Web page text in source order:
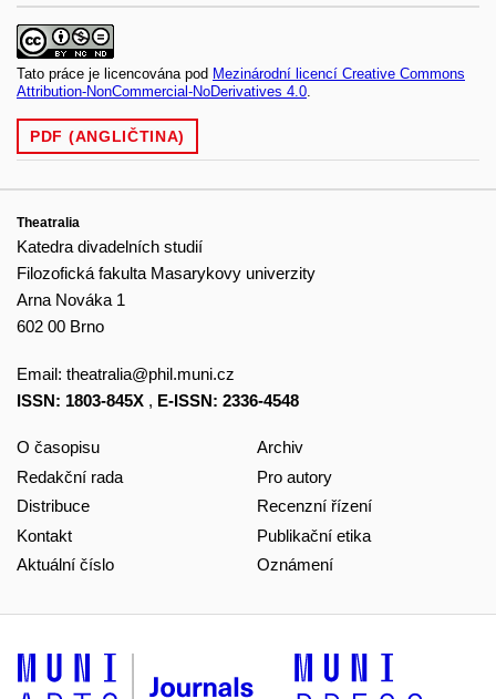
Tato práce je licencována pod Mezinárodní licencí Creative Commons
Attribution-NonCommercial-NoDerivatives 4.0
PDF (ANGLIČTINA)
Theatralia
Katedra divadelních studií
Filozofická fakulta Masarykovy univerzity
Arna Nováka 1
602 00 Brno
Email: theatralia@phil.muni.cz
ISSN: 1803-845X , E-ISSN: 2336-4548
O časopisu
Redakční rada
Distribuce
Kontakt
Aktuální číslo
Archiv
Pro autory
Recenzní řízení
Publikační etika
Oznámení